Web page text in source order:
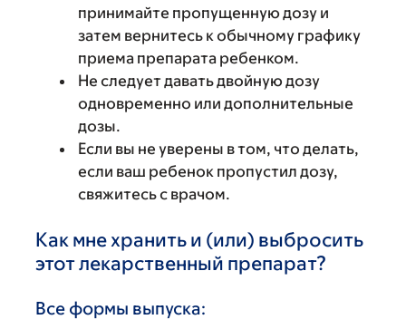
принимайте пропущенную дозу и
затем вернитесь к обычному графику
приема препарата ребенком.
Не следует давать двойную дозу
одновременно или дополнительные
дозы.
Если вы не уверены в том, что делать,
если ваш ребенок пропустил дозу,
свяжитесь с врачом.
Как мне хранить и (или) выбросить
этот лекарственный препарат?
Все формы выпуска: